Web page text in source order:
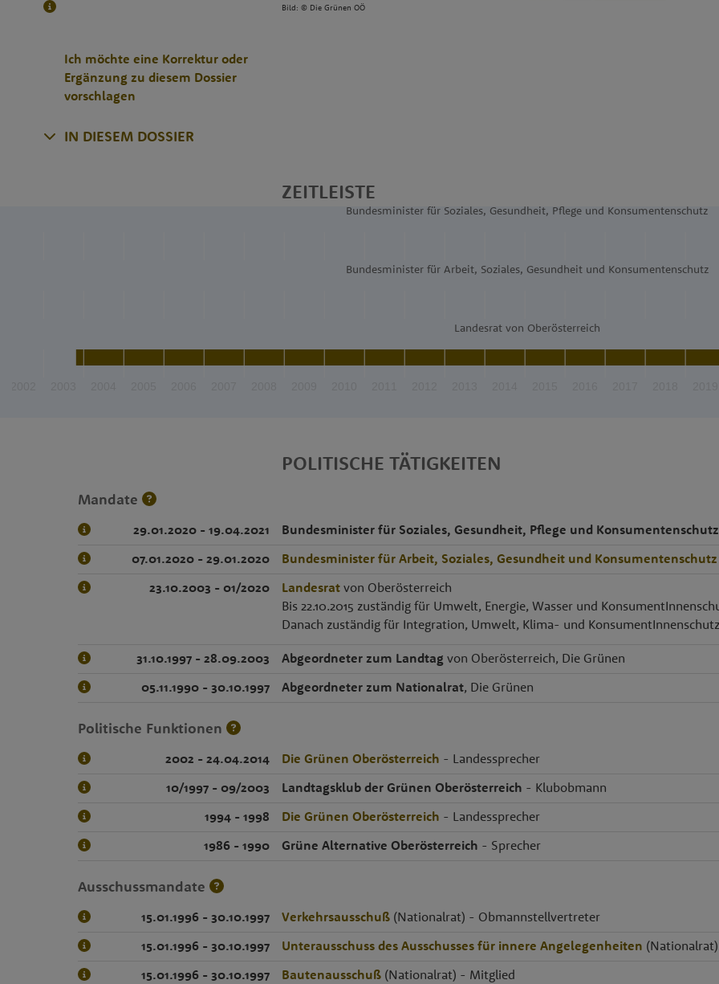
Ich möchte eine Korrektur oder
Ergänzung zu diesem Dossier
vorschlagen
IN DIESEM DOSSIER
Bild: © Die Grünen OÖ
ZEITLEISTE
Bundesminister für Soziales, Gesundheit, Pflege und Konsumentenschutz
Bundesminister für Arbeit, Soziales, Gesundheit und Konsumentenschutz
Landesrat von Oberösterreich
POLITISCHE TÄTIGKEITEN
Mandate
29.01.2020 - 19.04.2021
Bundesminister für Soziales, Gesundheit, Pflege und Konsumentenschutz
07.01.2020 - 29.01.2020
Bundesminister für Arbeit, Soziales, Gesundheit und Konsumentenschutz
23.10.2003 - 01/2020
Landesrat von Oberösterreich
Bis 22.10.2015 zuständig für Umwelt, Energie, Wasser und
Danach zuständig für Integration, Umwelt, Klima- und KonsumentInnenschutz
31.10.1997 - 28.09.2003 Abgeordneter zum Landtag von Oberösterreich, Die Grünen
05.11.1990 - 30.10.1997
Abgeordneter zum Nationalrat, Die Grünen
Politische Funktionen
2002 - 24.04.2014 Die Grünen Oberösterreich - Landessprecher
10/1997 - 09/2003
Landtagsklub der Grünen Oberösterreich - Klubobmann
1994 - 1998
Die Grünen Oberösterreich - Landessprecher
1986 - 1990
Grüne Alternative Oberösterreich - Sprecher
Ausschussmandate
15.01.1996 - 30.10.1997 Verkehrsausschuß (Nationalrat) - Obmannstellvertreter
15.01.1996 - 30.10.1997
Unterausschuss des Ausschusses für innere Angelegenheiten
15.01.1996 - 30.10.1997
Bautenausschuß (Nationalrat) - Mitglied